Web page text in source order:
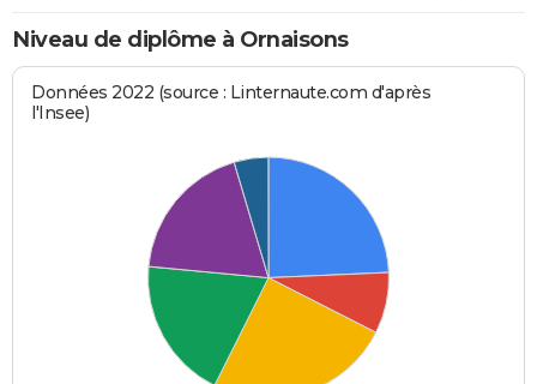
Niveau de diplôme à Ornaisons
Données 2022 (source : Linternaute.com d'après
l'Insee)